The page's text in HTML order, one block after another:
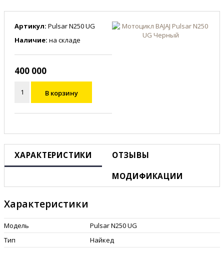
Артикул: Pulsar N250 UG
Наличие: на складе
400 000
В корзину
ХАРАКТЕРИСТИКИ
ОТЗЫВЫ
МОДИФИКАЦИИ
Характеристики
Модель
Pulsar N250 UG
Тип
Найкед